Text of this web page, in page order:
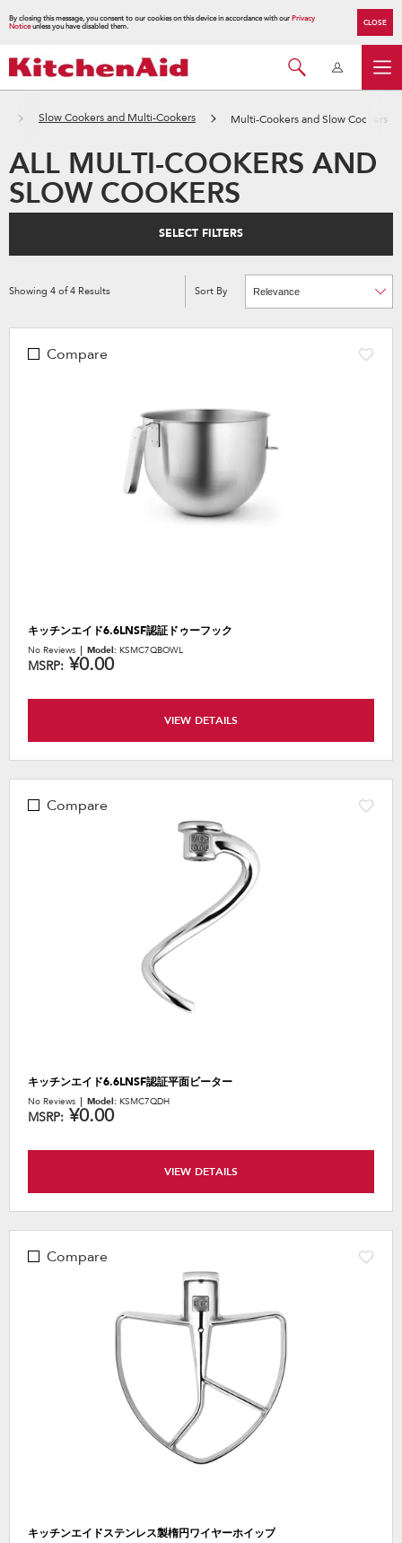
By closing this message, you consent to our cookies on this device in accordance with ourPrivacy
Noticeunless you have disabled them. CLOSE
Slow Cookers and Multi-Cookers Multi-Cookers and Slow Cookers
ALL MULTI-COOKERS AND
SLOW COOKERS
SELECT FILTERS
Showing 4 of4 Results
Content
of
page
Sort By
Changing
the
by
content
Compare
キッチンエイド6.6LNSF認証ドゥーフック
No Reviews Model: KSMC7QBOWL
MSRP: ¥0.00
VIEW DETAILS
Compare
キッチンエイド6.6LNSF認証平面ビーター
No Reviews Model: KSMC7QDH
MSRP: ¥0.00
VIEW DETAILS
Compare
キッチンエイドステンレス製楕円ワイヤーホイップ